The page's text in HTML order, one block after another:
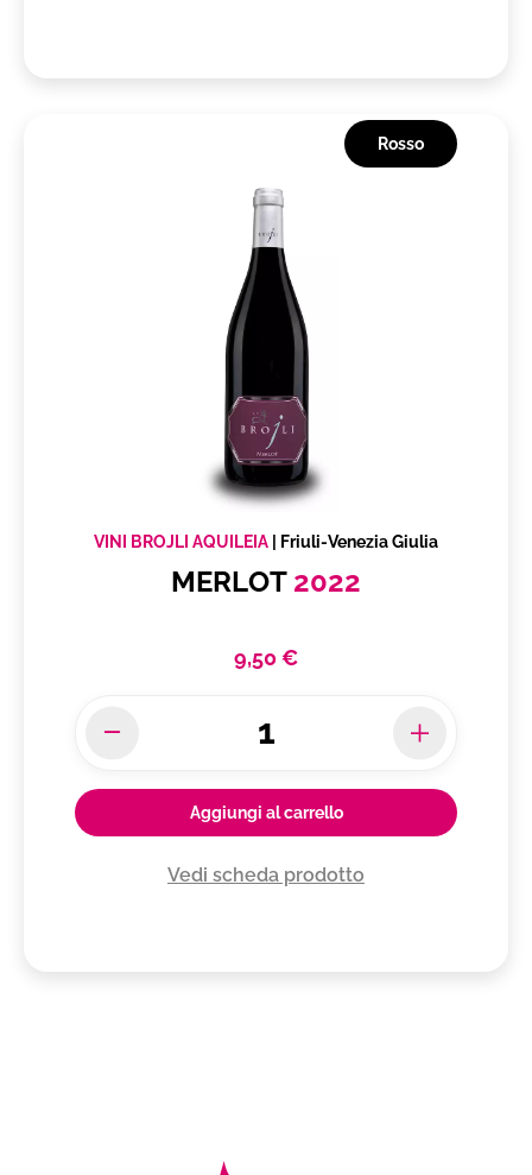
Rosso
VINI BROJLI AQUILEIA | Friuli-Venezia Giulia
MERLOT 2022
9,50 €
Aggiungi al carrello
Vedi scheda prodotto